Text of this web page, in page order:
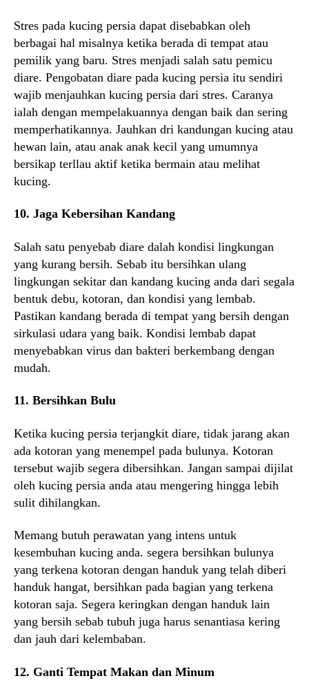
Stres pada kucing persia dapat disebabkan oleh
berbagai hal misalnya ketika berada di tempat atau
pemilik yang baru. Stres menjadi salah satu pemicu
diare. Pengobatan diare pada kucing persia itu sendiri
wajib menjauhkan kucing persia dari stres. Caranya
ialah dengan mempelakuannya dengan baik dan sering
memperhatikannya. Jauhkan dri kandungan kucing atau
hewan lain, atau anak anak kecil yang umumnya
bersikap terllau aktif ketika bermain atau melihat
kucing.
10. Jaga Kebersihan Kandang
Salah satu penyebab diare dalah kondisi lingkungan
yang kurang bersih. Sebab itu bersihkan ulang
lingkungan sekitar dan kandang kucing anda dari segala
bentuk debu, kotoran, dan kondisi yang lembab.
Pastikan kandang berada di tempat yang bersih dengan
sirkulasi udara yang baik. Kondisi lembab dapat
menyebabkan virus dan bakteri berkembang dengan
mudah.
11. Bersihkan Bulu
Ketika kucing persia terjangkit diare, tidak jarang akan
ada kotoran yang menempel pada bulunya. Kotoran
tersebut wajib segera dibersihkan. Jangan sampai dijilat
oleh kucing persia anda atau mengering hingga lebih
sulit dihilangkan.
Memang butuh perawatan yang intens untuk
kesembuhan kucing anda. segera bersihkan bulunya
yang terkena kotoran dengan handuk yang telah diberi
handuk hangat, bersihkan pada bagian yang terkena
kotoran saja. Segera keringkan dengan handuk lain
yang bersih sebab tubuh juga harus senantiasa kering
dan jauh dari kelembaban.
12. Ganti Tempat Makan dan Minum